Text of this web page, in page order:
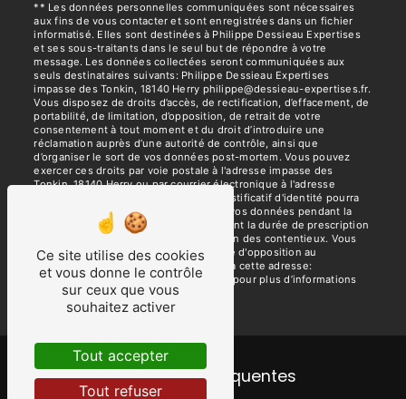
** Les données personnelles communiquées sont nécessaires
aux fins de vous contacter et sont enregistrées dans un fichier
informatisé. Elles sont destinées à Philippe Dessieau Expertises
et ses sous-traitants dans le seul but de répondre à votre
message. Les données collectées seront communiquées aux
seuls destinataires suivants: Philippe Dessieau Expertises
impasse des Tonkin, 18140 Herry philippe@dessieau-expertises.fr.
Vous disposez de droits d’accès, de rectification, d’effacement, de
portabilité, de limitation, d’opposition, de retrait de votre
consentement à tout moment et du droit d’introduire une
réclamation auprès d’une autorité de contrôle, ainsi que
d’organiser le sort de vos données post-mortem. Vous pouvez
exercer ces droits par voie postale à l'adresse impasse des
Tonkin, 18140 Herry ou par courrier électronique à l'adresse
philippe@dessieau-expertises.fr. Un justificatif d'identité pourra
vous être demandé. Nous conservons vos données pendant la
période de prise de contact puis pendant la durée de prescription
légale aux fins probatoires et de gestion des contentieux. Vous
avez le droit de vous inscrire sur la liste d'opposition au
démarchage téléphonique, disponible à cette adresse:
Bloctel.gouv.fr. Consultez le site cnil.fr pour plus d’informations
sur vos droits.
Recherches fréquentes
Ce site utilise des cookies
et vous donne le contrôle
sur ceux que vous
souhaitez activer
Tout accepter
Tout refuser